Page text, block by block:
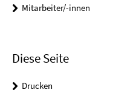
Mitarbeiter/-innen
Diese Seite
Drucken